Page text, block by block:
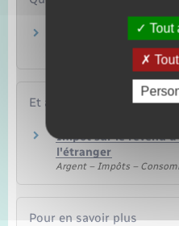
Quelle est la date
déclaration de
Et aussi
Impôt sur le revenu
l'étranger
Argent – Impôts –
Pour en savoir plus
Tout